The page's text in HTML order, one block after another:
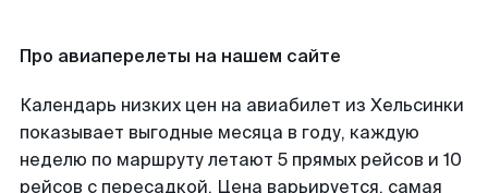
Про авиаперелеты на нашем сайте
Календарь низких цен на авиабилет из Хельсинки
показывает выгодные месяца в году, каждую
неделю по маршруту летают 5 прямых рейсов и 10
рейсов с пересадкой. Цена варьируется, самая